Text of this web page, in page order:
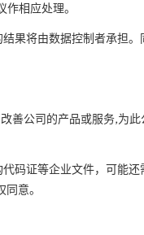
相应处理。
果将由数据控制者承担
善公司的产品或服务,为此
码证等企业文件，可能还
意。